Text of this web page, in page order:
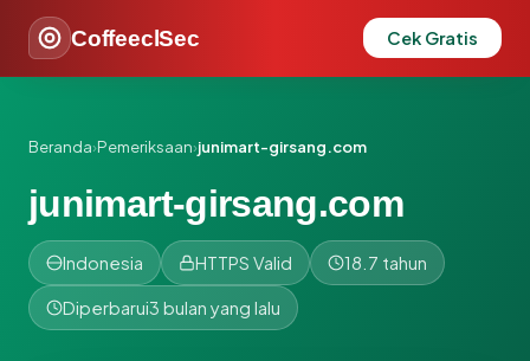
CoffeeclSec Cek Gratis
Beranda›Pemeriksaan›junimart-girsang.com
junimart-girsang.com
Indonesia HTTPS Valid 18.7 tahun
Diperbarui3 bulan yang lalu